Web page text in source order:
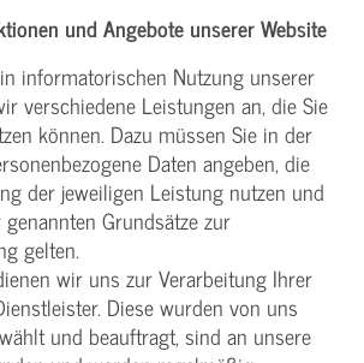
und Angebote unserer Website
informatorischen Nutzung unserer
verschiedene Leistungen an, die Sie
können. Dazu müssen Sie in der
Daten angeben, die
der jeweiligen Leistung nutzen und
Grundsätze zur
gelten.
wir uns zur Verarbeitung Ihrer
Diese wurden von uns
und beauftragt, sind an unsere